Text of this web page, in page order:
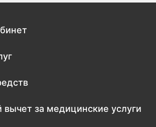
вычет за медицинские услуги